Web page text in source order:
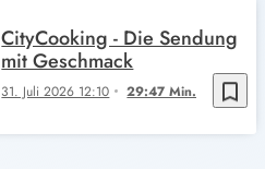
bookmark_border
31. Juli 2026 12:10 29:47 Min.
CityCooking - Die Sendung
mit Geschmack